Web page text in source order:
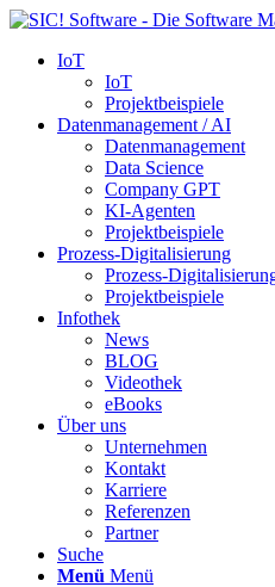
IoT
IoT
Projektbeispiele
Datenmanagement / AI
Datenmanagement
Data Science
Company GPT
KI-Agenten
Projektbeispiele
Prozess-Digitalisierung
Prozess-
Projektbeispiele
Infothek
News
BLOG
Videothek
eBooks
Über uns
Unternehmen
Kontakt
Karriere
Referenzen
Partner
Suche
Menü Menü